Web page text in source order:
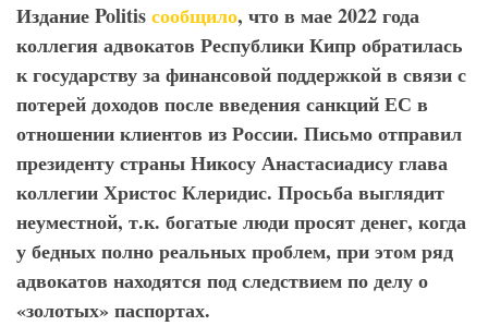
Издание Politisсообщило, что в мае 2022 года
коллегия адвокатов Республики Кипр обратилась
к государству за финансовой поддержкой в связи с
потерей доходов после введения санкций ЕС в
отношении клиентов из России. Письмо отправил
президенту страны Никосу Анастасиадису глава
коллегии Христос Клеридис. Просьба выглядит
неуместной, т.к. богатые люди просят денег, когда
у бедных полно реальных проблем, при этом ряд
адвокатов находятся под следствием по делу о
«золотых» паспортах.